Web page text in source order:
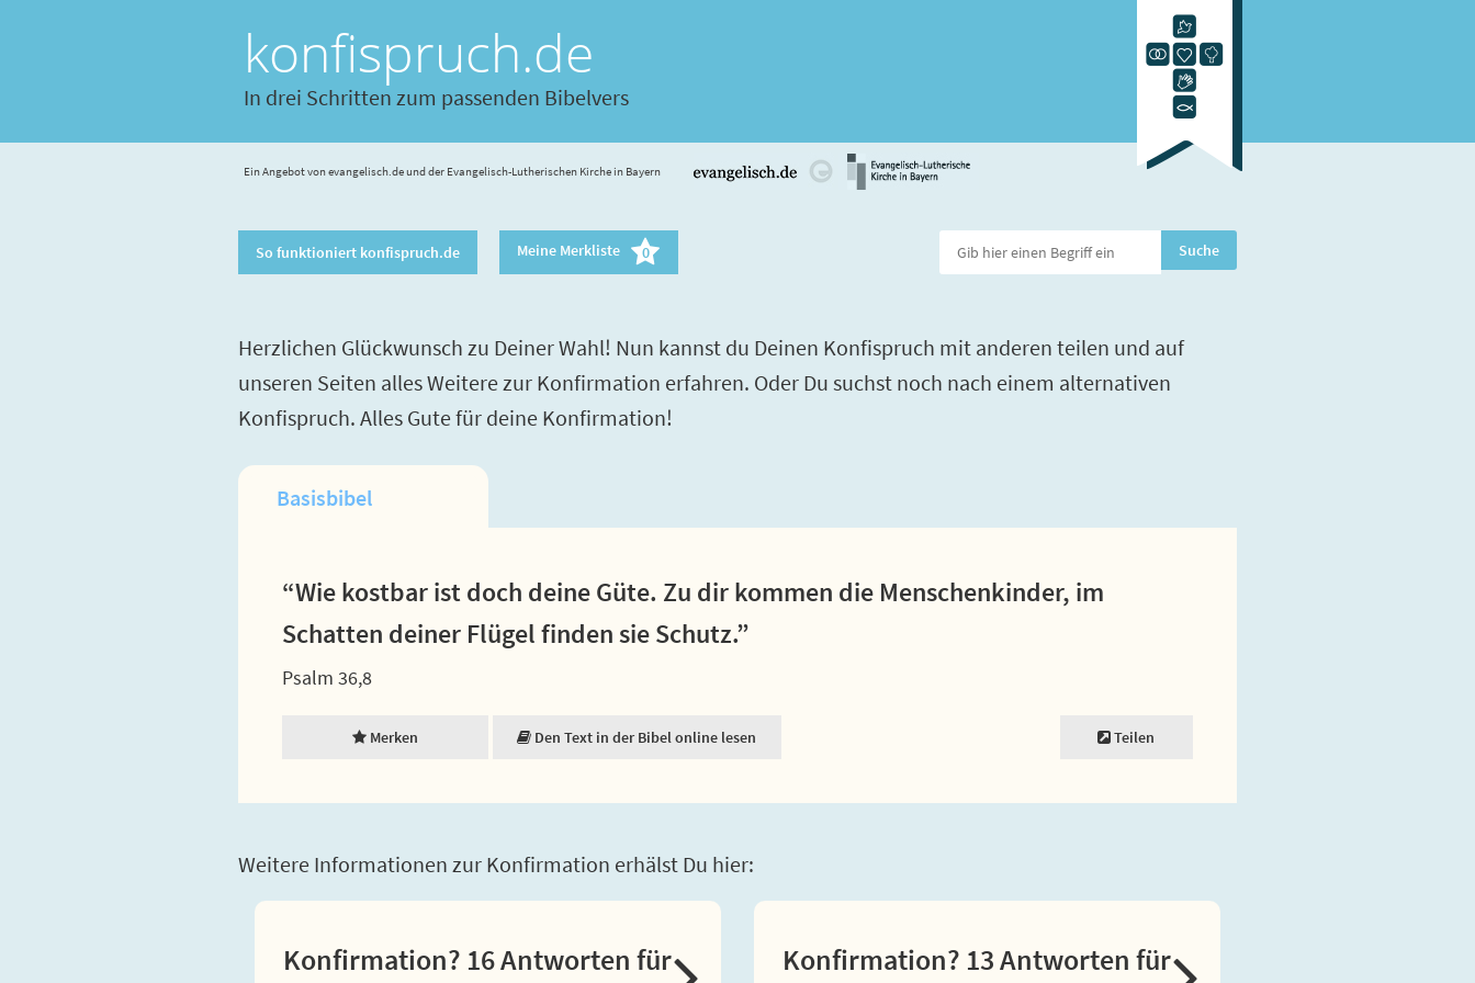
konfispruch.de
In drei Schritten zum passenden Bibelvers
Ein Angebot von evangelisch.de und der Evangelisch-Lutherischen Kirche in Bayern
So funktioniert konfispruch.de Meine Merkliste 0
Herzlichen Glückwunsch zu Deiner Wahl! Nun kannst du Deinen Konfispruch mit anderen teilen und auf
unseren Seiten alles Weitere zur Konfirmation erfahren. Oder Du suchst noch nach einem alternativen
Konfispruch. Alles Gute für deine Konfirmation!
Basisbibel
“Wie kostbar ist doch deine Güte. Zu dir kommen die Menschenkinder, im
Schatten deiner Flügel finden sie Schutz.”
Psalm 36,8
Merken Den Text in der Bibel online lesen Teilen
Weitere Informationen zur Konfirmation erhälst Du hier:
Konfirmation? 16 Antworten für
Konfirmation? 13 Antworten für